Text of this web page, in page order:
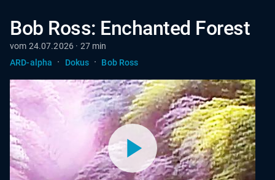
Bob Ross: Enchanted Forest
vom 24.07.2026 · 27 min
ARD-alpha
· Dokus · Bob Ross